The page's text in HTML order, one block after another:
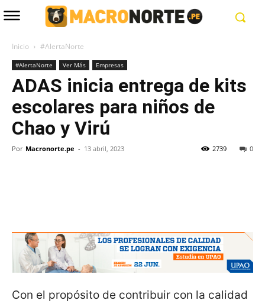
Inicio #AlertaNorte
#AlertaNorte Ver Más Empresas
ADAS inicia entrega de kits
escolares para niños de
Chao y Virú
Por Macronorte.pe - 13 abril, 2023 0
2739
Con el propósito de contribuir con la calidad